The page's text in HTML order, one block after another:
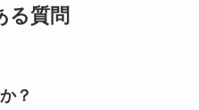
る質問
？